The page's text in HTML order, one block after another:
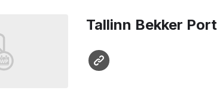
Tallinn Bekker Port